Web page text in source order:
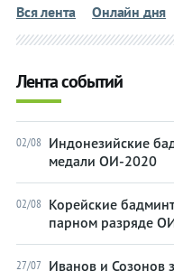
ср.
05,
06,
07,
08,
вс.
гребля
Вся лента Онлайн дня
Лента событий
02/08 Индонезийские
медали ОИ-2020
02/08 Корейские
парном разряде
27/07 Иванов и Созонов
ср.
05,
06,
07,
08,
вс.
гребля